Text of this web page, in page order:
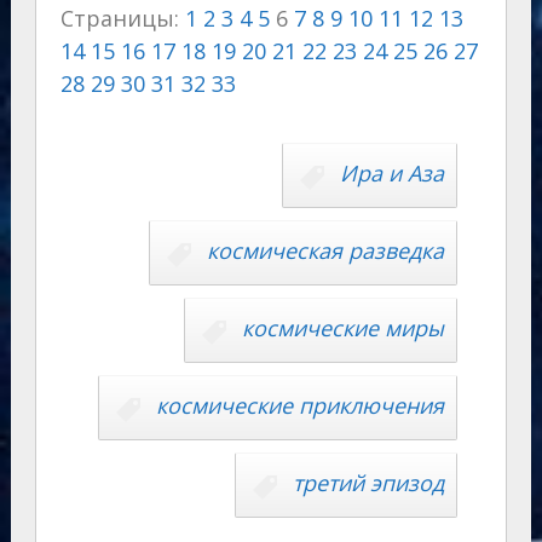
gr
a
m
o
kl
as
s
A
p
e
g
er
o
u
n
al
p
y
Страницы: 1 2 3 4 5 6 7 8 9 10 11 12 13
14 15 16 17 18 19 20 21 22 23 24 25 26 27
28 29 30 31 32 33
Ира и Аза
космическая разведка
космические миры
космические приключения
третий эпизод